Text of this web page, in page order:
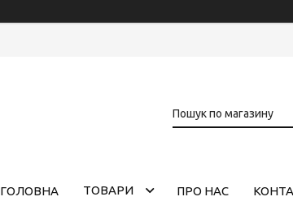
ГОЛОВНА ТОВАРИ ПРО НАС